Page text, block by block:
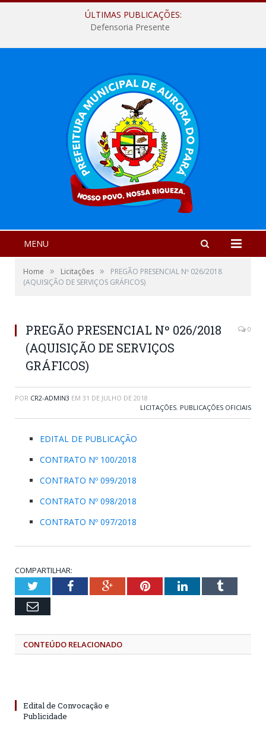
ÚLTIMAS PUBLICAÇÕES:
Defensoria Presente
MENU
Home » Licitações »
PREGÃO PRESENCIAL Nº 026/2018
(AQUISIÇÃO DE SERVIÇOS GRÁFICOS)
PREGÃO PRESENCIAL Nº 026/2018
(AQUISIÇÃO DE SERVIÇOS
GRÁFICOS)
0
POR CR2-ADMIN3 EM 31 DE JULHO DE 2018
LICITAÇÕES, PUBLICAÇÕES OFICIAIS
EDITAL DE PUBLICAÇÃO
CONTRATO Nº 100/2018
CONTRATO Nº 099/2018
CONTRATO Nº 098/2018
CONTRATO Nº 097/2018
COMPARTILHAR:
TwitterFacebookGoogle+PinterestLinkedInTumblr
Email
CONTEÚDO RELACIONADO
Edital de Convocação e
Publicidade